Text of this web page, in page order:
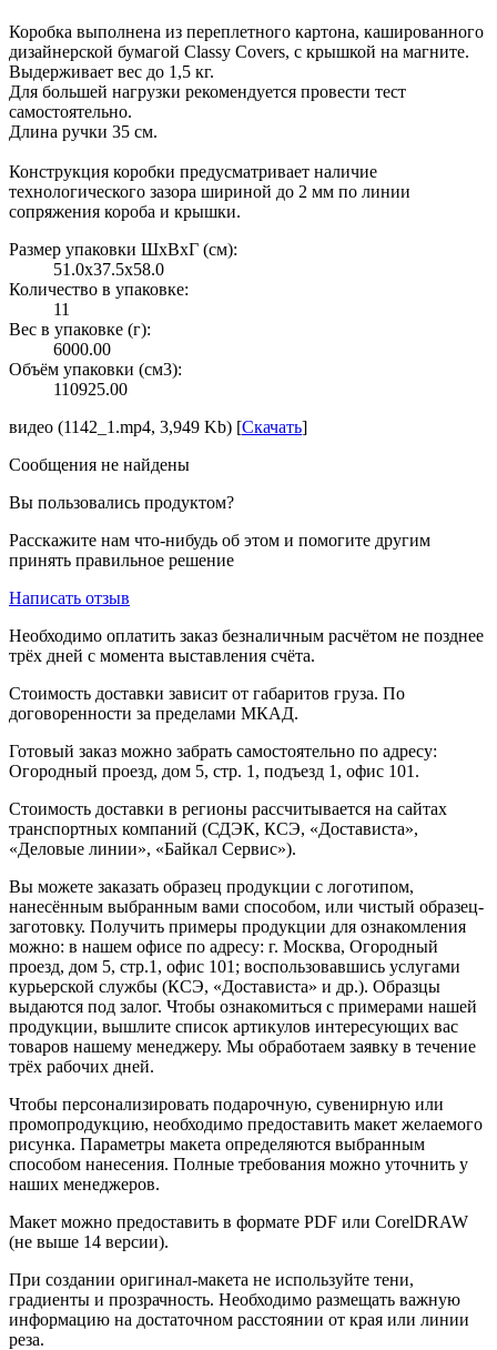
Коробка выполнена из переплетного картона, кашированного
дизайнерской бумагой Classy Covers, с крышкой на магните.
Выдерживает вес до 1,5 кг.
Для большей нагрузки рекомендуется провести тест
самостоятельно.
Длина ручки 35 см.
Конструкция коробки предусматривает наличие
технологического зазора шириной до 2 мм по линии
сопряжения короба и крышки.
Размер упаковки ШxВxГ (см):
51.0x37.5x58.0
Количество в упаковке:
11
Вес в упаковке (г):
6000.00
Объём упаковки (см3):
110925.00
видео (1142_1.mp4, 3,949 Kb) [Скачать]
Сообщения не найдены
Вы пользовались продуктом?
Расскажите нам что-нибудь об этом и помогите другим
принять правильное решение
Написать отзыв
Необходимо оплатить заказ безналичным расчётом не позднее
трёх дней с момента выставления счёта.
Стоимость доставки зависит от габаритов груза. По
договоренности за пределами МКАД.
Готовый заказ можно забрать самостоятельно по адресу:
Огородный проезд, дом 5, стр. 1, подъезд 1, офис 101.
Стоимость доставки в регионы рассчитывается на сайтах
транспортных компаний (СДЭК, КСЭ, «Достависта»,
«Деловые линии», «Байкал Сервис»).
Вы можете заказать образец продукции с логотипом,
нанесённым выбранным вами способом, или чистый образец-
заготовку. Получить примеры продукции для ознакомления
можно: в нашем офисе по адресу: г. Москва, Огородный
проезд, дом 5, стр.1, офис 101; воспользовавшись услугами
курьерской службы (КСЭ, «Достависта» и др.). Образцы
выдаются под залог. Чтобы ознакомиться с примерами нашей
продукции, вышлите список артикулов интересующих вас
товаров нашему менеджеру. Мы обработаем заявку в течение
трёх рабочих дней.
Чтобы персонализировать подарочную, сувенирную или
промопродукцию, необходимо предоставить макет желаемого
рисунка. Параметры макета определяются выбранным
способом нанесения. Полные требования можно уточнить у
наших менеджеров.
Макет можно предоставить в формате PDF или CorelDRAW
(не выше 14 версии).
При создании оригинал-макета не используйте тени,
градиенты и прозрачность. Необходимо размещать важную
информацию на достаточном расстоянии от края или линии
реза.